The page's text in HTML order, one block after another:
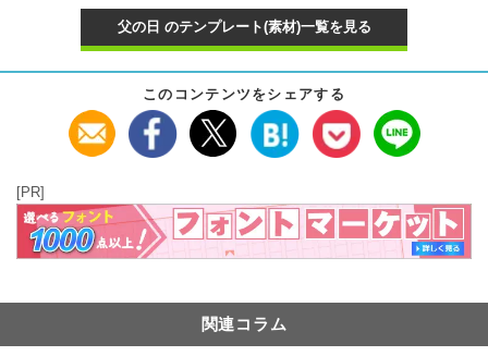
父の日 のテンプレート(素材)一覧を見る
このコンテンツをシェアする
[PR]
関連コラム